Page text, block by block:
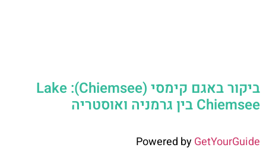
ביקור באגם קימסי (Chiemsee): Lake
Chiemsee בין גרמניה ואוסטריה
Powered byGetYourGuide